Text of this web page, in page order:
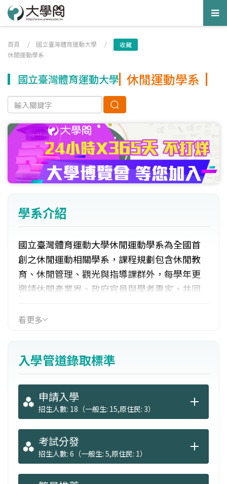
首頁 / 國立臺灣體育運動大學 /
休閒運動學系
收藏
國立臺灣體育運動大學 休閒運動學系
學系介紹
國立臺灣體育運動大學休閒運動學系為全國首
創之休閒運動相關學系，課程規劃包含休閒教
育、休閒管理、觀光與指導課群外，每學年更
邀請休閒產業界、政府官員與學者專家，共同
行課程研討與修正。各項運動課程均有專業之
就業方向發展者包含教職、自行創業與擔任休
閒相關產業從業人員或繼續就學。
看更多
入學管道錄取標準
申請入學
招生人數: 18（一般生: 15,原住民: 3）
考試分發
招生人數: 6（一般生: 5,原住民: 1）